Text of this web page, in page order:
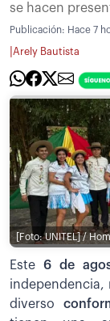
se hacen
Publicación: Hace 7
Arely Bautista
[Foto: UNITEL] /
Este 6 de
independencia,
diverso